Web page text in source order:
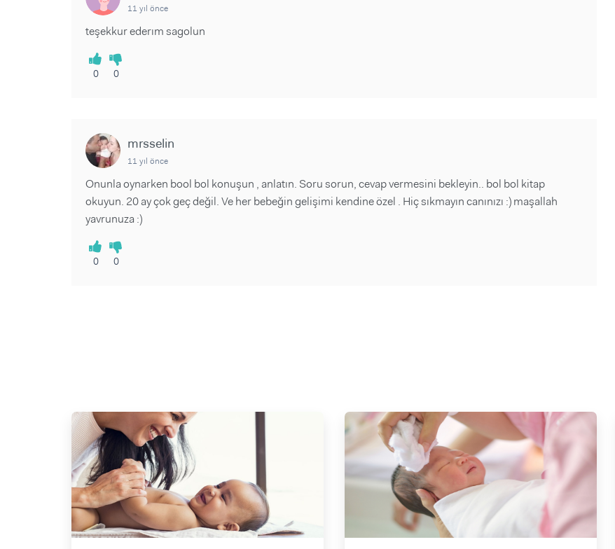
11 yıl önce
teşekkur ederım sagolun
0 0
mrsselin
11 yıl önce
Onunla oynarken bool bol konuşun , anlatın. Soru sorun, cevap vermesini bekleyin.. bol bol kitap
okuyun. 20 ay çok geç değil. Ve her bebeğin gelişimi kendine özel . Hiç sıkmayın canınızı :) maşallah
yavrunuza :)
0 0